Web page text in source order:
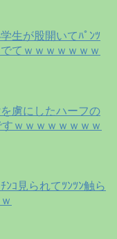
生が股開いてﾊﾟﾝﾂ
てｗｗｗｗｗｗｗ
を虜にしたハーフの
ｗｗｗｗｗｗｗｗ
ﾝｺ見られてﾂﾝﾂﾝ触ら